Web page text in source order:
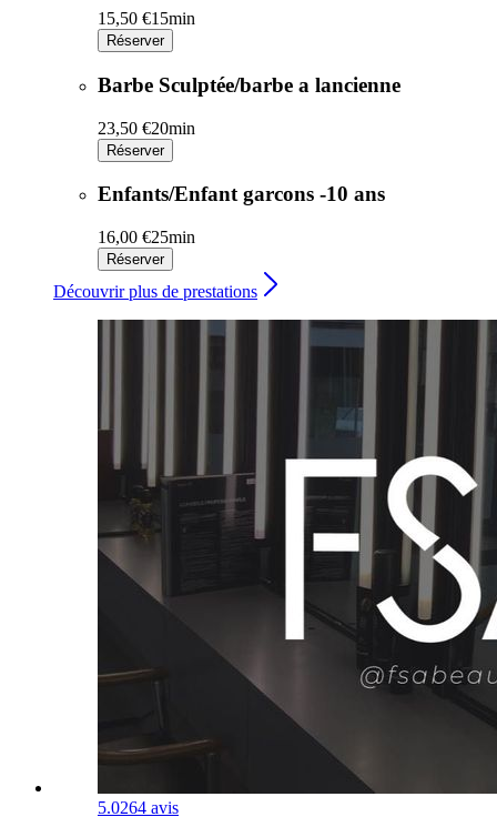
15,50 €15min
Réserver
Barbe Sculptée/barbe a lancienne
23,50 €20min
Réserver
Enfants/Enfant garcons -10 ans
16,00 €25min
Réserver
Découvrir plus de prestations
5.0264 avis